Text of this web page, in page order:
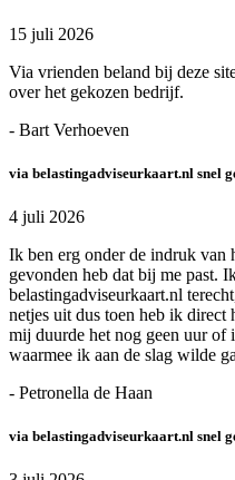
15 juli 2026
Via vrienden beland bij deze
over het gekozen bedrijf.
- Bart Verhoeven
via belastingadviseurkaart.nl snel
4 juli 2026
Ik ben erg onder de indruk van
gevonden heb dat bij me past.
belastingadviseurkaart.nl
netjes uit dus toen heb ik
mij duurde het nog geen uur of
waarmee ik aan de slag wilde
- Petronella de Haan
via belastingadviseurkaart.nl snel